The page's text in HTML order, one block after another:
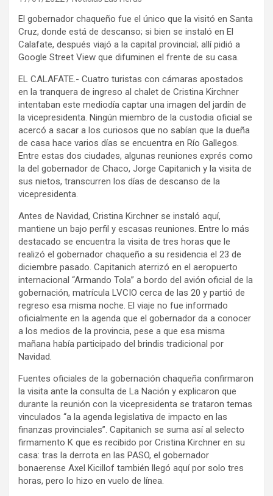
El gobernador chaqueño fue el único que la visitó en Santa
Cruz, donde está de descanso; si bien se instaló en El
Calafate, después viajó a la capital provincial; allí pidió a
Google Street View que difuminen el frente de su casa.
EL CALAFATE.- Cuatro turistas con cámaras apostados
en la tranquera de ingreso al chalet de Cristina Kirchner
intentaban este mediodía captar una imagen del jardín de
la vicepresidenta. Ningún miembro de la custodia oficial se
acercó a sacar a los curiosos que no sabían que la dueña
de casa hace varios días se encuentra en Río Gallegos.
Entre estas dos ciudades, algunas reuniones exprés como
la del gobernador de Chaco, Jorge Capitanich y la visita de
sus nietos, transcurren los días de descanso de la
vicepresidenta.
Antes de Navidad, Cristina Kirchner se instaló aquí,
mantiene un bajo perfil y escasas reuniones. Entre lo más
destacado se encuentra la visita de tres horas que le
realizó el gobernador chaqueño a su residencia el 23 de
diciembre pasado. Capitanich aterrizó en el aeropuerto
internacional “Armando Tola” a bordo del avión oficial de la
gobernación, matrícula LVCIO cerca de las 20 y partió de
regreso esa misma noche. El viaje no fue informado
oficialmente en la agenda que el gobernador da a conocer
a los medios de la provincia, pese a que esa misma
mañana había participado del brindis tradicional por
Navidad.
Fuentes oficiales de la gobernación chaqueña confirmaron
la visita ante la consulta de La Nación y explicaron que
durante la reunión con la vicepresidenta se trataron temas
vinculados “a la agenda legislativa de impacto en las
finanzas provinciales”. Capitanich se suma así al selecto
firmamento K que es recibido por Cristina Kirchner en su
casa: tras la derrota en las PASO, el gobernador
bonaerense Axel Kicillof también llegó aquí por solo tres
horas, pero lo hizo en vuelo de línea.